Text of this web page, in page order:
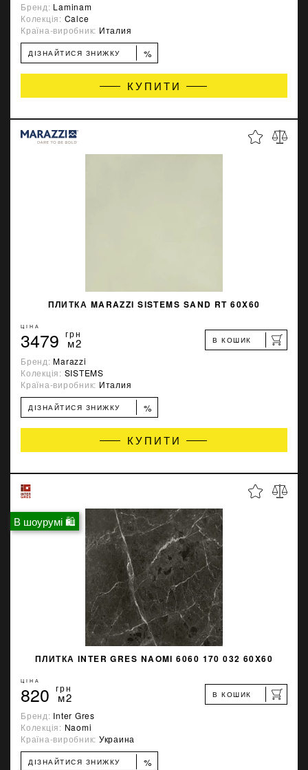
Бренд: Laminam
Колекція: Calce
Країна-виробник: Италия
ДІЗНАЙТИСЯ ЗНИЖКУ %
КУПИТИ
ПЛИТКА MARAZZI SISTEMS SAND RT 60X60
ЦІНА
3479 грн
м2 В КОШИК
Бренд:Marazzi
Колекція: SISTEMS
Країна-виробник: Италия
ДІЗНАЙТИСЯ ЗНИЖКУ %
КУПИТИ
В шоурумі 🛍
ПЛИТКА INTER GRES NAOMI 6060 170 032 60X60
ЦІНА
820 грн
м2 В КОШИК
Бренд: Inter Gres
Колекція: Naomi
Країна-виробник: Украина
ДІЗНАЙТИСЯ ЗНИЖКУ %